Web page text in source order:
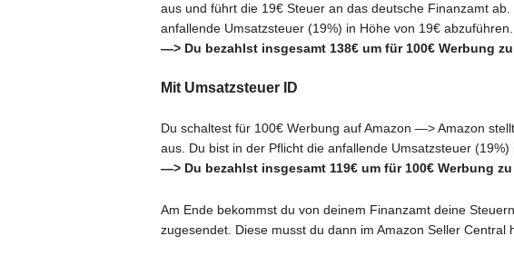
aus und führt die 19€ Steuer an das deutsche Finanzamt
anfallende Umsatzsteuer (19%) in Höhe von 19€ abzuführen.
—> Du bezahlst insgesamt 138€ um für 100€ Werbung
Mit Umsatzsteuer ID
Du schaltest für 100€ Werbung auf Amazon —> Amazon
aus. Du bist in der Pflicht die anfallende Umsatzsteuer (19%)
—> Du bezahlst insgesamt 119€ um für 100€ Werbung
Am Ende bekommst du von deinem Finanzamt deine
zugesendet. Diese musst du dann im Amazon Seller Central